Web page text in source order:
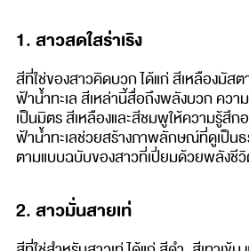
1. สาวสดใสร่าเริง
สีที่ใช่ของสาวคิดบวก ได้แก่ สีเหลืองมัส
ฟ้าน้ำทะเล สีเหล่านี้สื่อถึงพลังบวก ควา
เป็นมิตร สีเหลืองและสีชมพูให้ความรู้สึก
ฟ้าน้ำทะเลช่วยสร้างภาพลักษณ์ที่ดูเป็นธ
ตามแบบฉบับของสาวที่เปี่ยมด้วยพลังชี
2. สาวมั่นสายเท่